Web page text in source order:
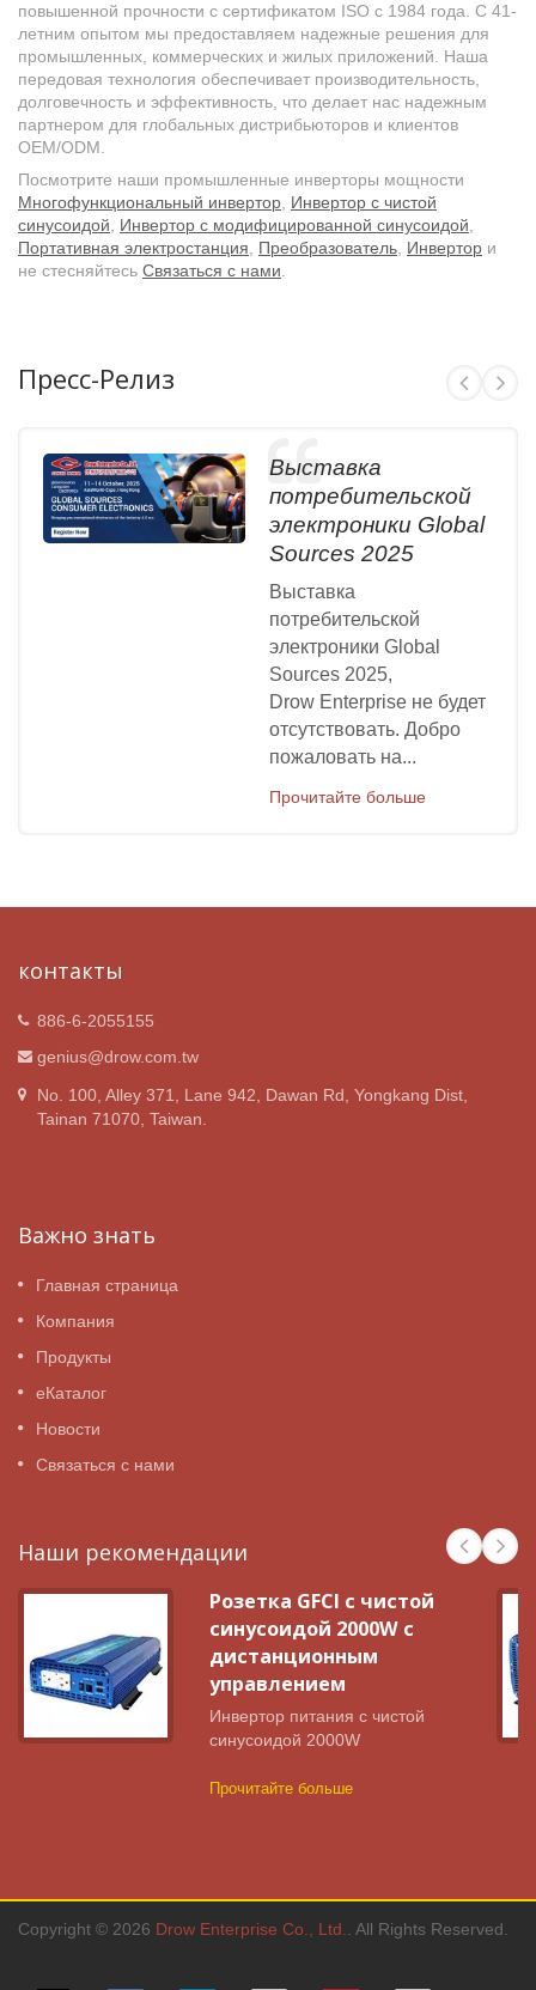
повышенной прочности с сертификатом ISO с 1984 года. С 41-
летним опытом мы предоставляем надежные решения для
промышленных, коммерческих и жилых приложений. Наша
передовая технология обеспечивает производительность,
долговечность и эффективность, что делает нас надежным
партнером для глобальных дистрибьюторов и клиентов
OEM/ODM.
Посмотрите наши промышленные инверторы мощности
Многофункциональный инвертор, Инвертор с чистой
синусоидой, Инвертор с модифицированной синусоидой,
Портативная электростанция, Преобразователь, Инвертор и
не стесняйтесь Связаться с нами.
Пресс-Релиз
Выставка
потребительской
электроники Global
Sources 2025
Выставка
потребительской
электроники Global
Sources 2025,
Drow Enterprise не будет
отсутствовать. Добро
пожаловать на...
Прочитайте больше
контакты
886-6-2055155
genius@drow.com.tw
No. 100, Alley 371, Lane 942, Dawan Rd, Yongkang Dist,
Tainan 71070, Taiwan.
Важно знать
Главная страница
Компания
Продукты
eКаталог
Новости
Связаться с нами
Наши рекомендации
Розетка GFCI с чистой
синусоидой 2000W с
дистанционным
управлением
Инвертор питания с чистой
синусоидой 2000W
Прочитайте больше
Copyright © 2026 Drow Enterprise Co., Ltd.. All Rights Reserved.